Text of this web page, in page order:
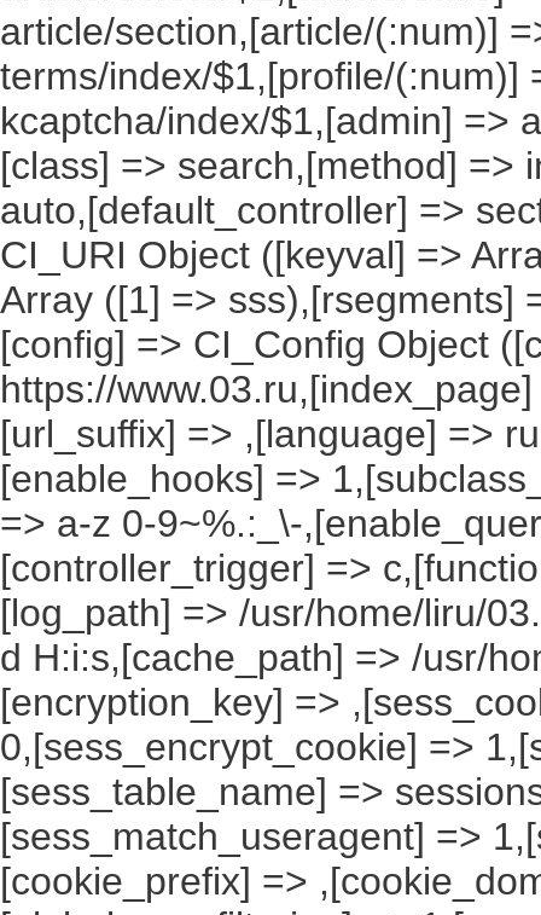
article/section,[article/(:num)]
terms/index/$1,[profile/(:num)]
kcaptcha/index/$1,[admin] =>
[class] => search,[method] =>
auto,[default_controller] =>
CI_URI Object ([keyval] =>
Array ([1] => sss),[rsegments]
[config] => CI_Config Object
https://
[url_suffix] => ,[language] =>
[enable_hooks] =>
=> a-z 0-9~%.:_\-
[controller_trigger] =>
[log_path] => /usr/home/liru/
d H:i:s,[cache_path] => /usr/
[encryption_key] =>
0,[sess_encrypt_cookie] =>
[sess_table_name] =>
[sess_match_useragent] =>
[cookie_prefix] =>